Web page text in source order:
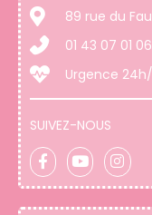
89 rue du
01 43 07 01 06
Urgence
SUIVEZ-NOUS